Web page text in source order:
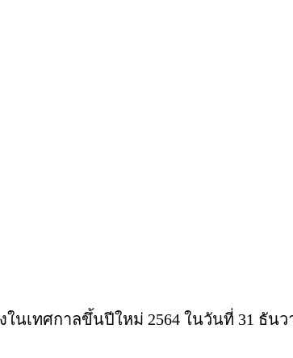
นเทศกาลขึ้นปีใหม่ 2564 ในวันที่ 31 ธันว